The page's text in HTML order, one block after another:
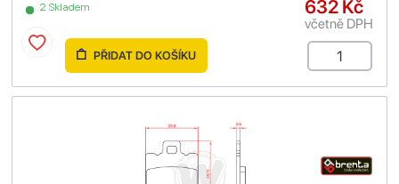
2 Skladem 632 Kč
včetně DPH
PŘIDAT DO KOŠÍKU